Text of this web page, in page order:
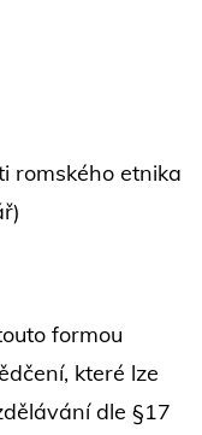
romského etnika
formou
které lze
dle §17